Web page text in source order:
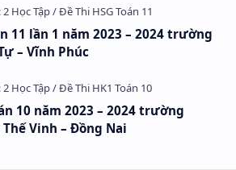
11 lần 1 năm 2023 – 2024 trường
– Vĩnh Phúc
10 năm 2023 – 2024 trường
Vinh – Đồng Nai